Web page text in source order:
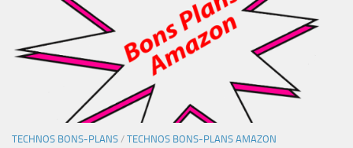
TECHNOS BONS-PLANS / TECHNOS BONS-PLANS AMAZON